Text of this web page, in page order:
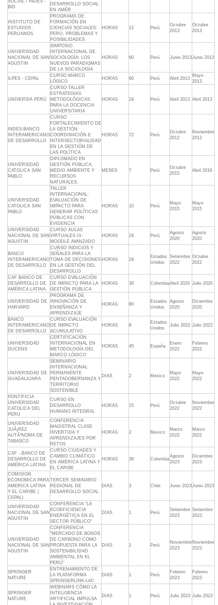
SOCIAL / INDES -
BID
DESARROLLO SOCIAL
EN AMÉR
INSTITUTO DE
ESTUDIOS
PERUANOS
PROGRAMA DE
FORMACIÓN EN
CIENCIAS SOCIALES:
PERÚ, PROBLEMAS Y
POSIBILIDADES
HORAS 12 Perú
Octubre
2013
Octubre
2013
UNIVERSIDAD
NACIONAL DE SAN
AGUSTIN
SIMPOSIO
INTERNACIONAL DE
SOCIOLOGÍA: LOS
NUEVOS PARADIGMAS
DE LA SOCIOLOGÍA
HORAS 60 Perú Junio 2013Junio 2013
ILPES - CEPAL
CURSO MARCO
LÓGICO
HORAS 60 Perú Abril 2013
Mayo
2013
UNIVERSIA PERÚ
CURSO-TALLER
ESTRATEGIAS
METODOLÓGICAS
PARA LA DOCENCIA
UNIVERSITARIA
HORAS 24 Perú Abril 2013 Abril 2013
INDES-BANCO
INTERAMERICANO
DE DESARROLLO
CURSO
FORTALECIMIENTO DE
LA GESTIÓN:
COORDINACIÓN E
INTERSECTORIALIDAD
EN LA GESTIÓN DE
LAS POLÍTICA
HORAS 72 Perú
Octubre
2012
Noviembre
2012
UNIVERSIDAD
CATOLICA SAN
PABLO
DIPLOMADO EN
GESTIÓN PÚBLICA,
MEDIO AMBIENTE Y
RECURSOS
NATURALES.
MESES 7 Perú
Octubre
2015
Abril 2016
UNIVERSIDAD
CATOLICA SAN
PABLO
TALLER
INTERNACIONAL:
EVALUACIÓN DE
IMPACTO PARA
GENERAR POLÍTICAS
PÚBLICAS CON
EVIDENCIA
HORAS 10 Perú
Mayo
2015
Mayo
2015
UNIVERSIDAD
NACIONAL DE SAN
AGUSTIN
CURSO AULAS
VIRTUALES III-
MOODLE AVANZADO
HORAS 24 Perú
Agosto
2020
Agosto
2020
BANCO
INTERAMERICANO
DE DESARROLLO
CURSO INDICIOS Y
SEÑALES PARA LA
TOMA DE DECISIONES
EN LA GESTIÓN DEL
DESARROLLO
HORAS 24
Estados
Unidos
Setiembre
2022
Octubre
2022
CAF BANCO DE
DESARROLLO DE
AMÉRICA LATINA
CURSO EVALUACIÓN
DE IMPACTO PARA LA
GESTIÓN PÚBLICA
HORAS 30 ColombiaAbril 2020 Julio 2020
UNIVERSIDAD DE
HARVARD
PROGRAMA DE
INNOVACIÓN DE
ENSEÑANZA Y
APRENDIZAJE
HORAS 80
Estados
Unidos
Agosto
2020
Diciembre
2020
BANCO
INTERAMERICANO
DE DESARROLLO
CURSO EVALUACIÓN
DE IMPACTO
ACUMULATIVO
HORAS 8
Estados
Unidos
Julio 2022 Julio 2022
UNIVERSIDAD
DUCENS
CERTIFICACIÓN
INTERNACIONAL EN
METODOLOGÍA DEL
MARCO LÓGICO
HORAS 45 España
Enero
2022
Febrero
2022
UNIVERSIDAD DE
GUADALAJARA
SEMINARIO
INTERNACIONAL
PERMANENTE
PENTAGOBERNANZA Y
TERRITORIO
SOSTENIBLE
DIAS 2 Mexico
Mayo
2022
Mayo
2022
PONTIFICIA
UNIVERSIDAD
CATOLICA DEL
PERU
CURSO EN
DESARROLLO
HUMANO INTEGRAL
HORAS 15 Perú
Octubre
2022
Noviembre
2022
UNIVERSIDAD
JUÃ¡REZ
AUTÃ³NOMA DE
TABASCO
CONFERENCIA
MAGISTRAL CLASE
INVERTIDA Y
APRENDIZAJES POR
RETOS
HORAS 2 Mexico
Marzo
2022
Marzo
2022
CAF - BANCO DE
DESARROLLO DE
AMÉRICA LATINA
CURSO CIUDADES Y
CAMBIO CLIMÁTICO
EN AMÉRICA LATINA Y
EL CARIBE
HORAS 36 Colombia
Agosto
2023
Diciembre
2023
COMISION
ECONOMICA PARA
AMERICA LATINA
Y EL CARIBE (
CEPAL)
TERCER SEMINARIO
REGIONAL DE
DESARROLLO SOCIAL
DIAS 3 Chile Junio 2023Junio 2023
UNIVERSIDAD
NACIONAL DE SAN
AGUSTIN
CONFERENCIA "LA
ECOEFICIENCIA
ENERGÉTICA EN EL
SECTOR PÚBLICO"
DIAS 1 Perú
Setiembre
2023
Setiembre
2023
UNIVERSIDAD
NACIONAL DE SAN
AGUSTIN
CONFERENCIA
"MERCADO DE BONOS
DE CARBONO COMO
PROPUESTA PARA LA
SOSTENIBILIDAD
AMBIENTAL EN EL
PERÚ"
DIAS 1 Perú
Noviembre
2023
Noviembre
2023
SPRINGER
NATURE
ENTRENAMIENTO DE
LA PLATAFORMA
SPRINGERLINK-LAC
DIAS 1 Perú
Febrero
2023
Febrero
2023
SPRINGER
NATURE
WEBINARS CÓMO LA
INTELIGENCIA
ARTIFICIAL IMPULSA
DIAS 1 Perú Julio 2023 Julio 2023